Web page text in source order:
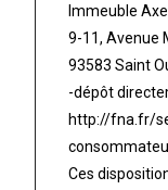
Immeuble
9-11, Avenue
93583 Saint
-dépôt
http://fna.fr/
Ces